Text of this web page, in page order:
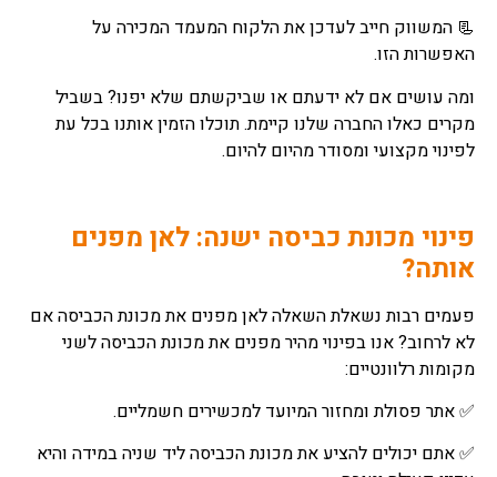
📃 המשווק חייב לעדכן את הלקוח המעמד המכירה על
האפשרות הזו.
ומה עושים אם לא ידעתם או שביקשתם שלא יפנו? בשביל
מקרים כאלו החברה שלנו קיימת. תוכלו הזמין אותנו בכל עת
לפינוי מקצועי ומסודר מהיום להיום.
פינוי מכונת כביסה ישנה: לאן מפנים
אותה?
פעמים רבות נשאלת השאלה לאן מפנים את מכונת הכביסה אם
לא לרחוב? אנו בפינוי מהיר מפנים את מכונת הכביסה לשני
מקומות רלוונטיים:
✅ אתר פסולת ומחזור המיועד למכשירים חשמליים.
✅ אתם יכולים להציע את מכונת הכביסה ליד שניה במידה והיא